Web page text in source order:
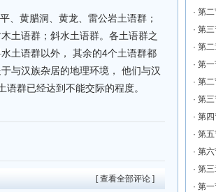
、黄腊洞、黄龙、雷公岩土语群；
土语群；斜水土语群。各土语群之
土语群以外， 其余的4个土语群都
与汉族杂居的地理环境， 他们与汉
群已经达到不能交际的程度。
[ 查看全部评论 ]
· 第二
· 第
· 第
· 第
· 第
· 第
· 第
· 第
· 第
· 第
· 第